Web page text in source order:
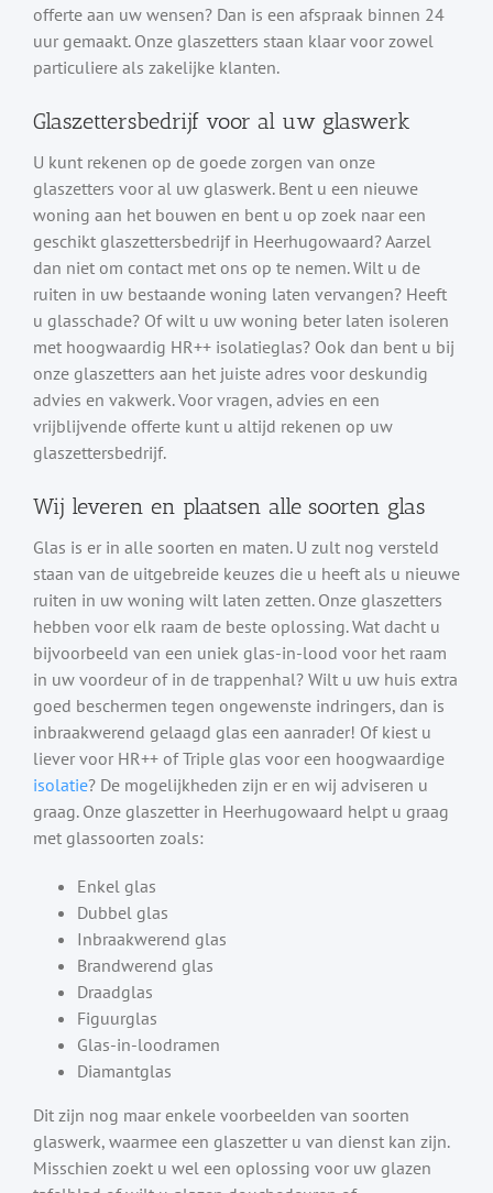
offerte aan uw wensen? Dan is een afspraak binnen 24
uur gemaakt. Onze glaszetters staan klaar voor zowel
particuliere als zakelijke klanten.
Glaszettersbedrijf voor al uw glaswerk
U kunt rekenen op de goede zorgen van onze
glaszetters voor al uw glaswerk. Bent u een nieuwe
woning aan het bouwen en bent u op zoek naar een
geschikt glaszettersbedrijf in Heerhugowaard? Aarzel
dan niet om contact met ons op te nemen. Wilt u de
ruiten in uw bestaande woning laten vervangen? Heeft
u glasschade? Of wilt u uw woning beter laten isoleren
met hoogwaardig HR++ isolatieglas? Ook dan bent u bij
onze glaszetters aan het juiste adres voor deskundig
advies en vakwerk. Voor vragen, advies en een
vrijblijvende offerte kunt u altijd rekenen op uw
glaszettersbedrijf.
Wij leveren en plaatsen alle soorten glas
Glas is er in alle soorten en maten. U zult nog versteld
staan van de uitgebreide keuzes die u heeft als u nieuwe
ruiten in uw woning wilt laten zetten. Onze glaszetters
hebben voor elk raam de beste oplossing. Wat dacht u
bijvoorbeeld van een uniek glas-in-lood voor het raam
in uw voordeur of in de trappenhal? Wilt u uw huis extra
goed beschermen tegen ongewenste indringers, dan is
inbraakwerend gelaagd glas een aanrader! Of kiest u
liever voor HR++ of Triple glas voor een hoogwaardige
isolatie? De mogelijkheden zijn er en wij adviseren u
graag. Onze glaszetter in Heerhugowaard helpt u graag
met glassoorten zoals:
Enkel glas
Dubbel glas
Inbraakwerend glas
Brandwerend glas
Draadglas
Figuurglas
Glas-in-loodramen
Diamantglas
Dit zijn nog maar enkele voorbeelden van soorten
glaswerk, waarmee een glaszetter u van dienst kan zijn.
Misschien zoekt u wel een oplossing voor uw glazen